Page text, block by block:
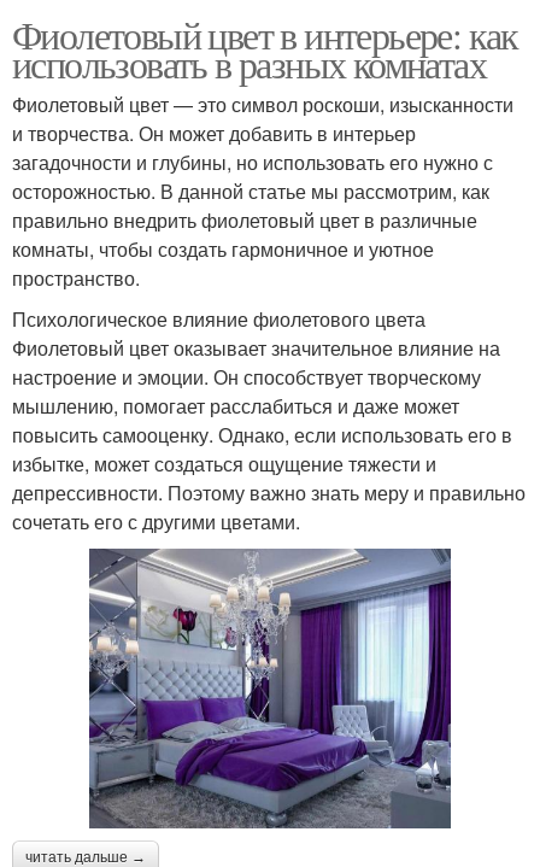
Фиолетовый цвет в интерьере: как
использовать в разных комнатах
Фиолетовый цвет — это символ роскоши, изысканности
и творчества. Он может добавить в интерьер
загадочности и глубины, но использовать его нужно с
осторожностью. В данной статье мы рассмотрим, как
правильно внедрить фиолетовый цвет в различные
комнаты, чтобы создать гармоничное и уютное
пространство.
Психологическое влияние фиолетового цвета
Фиолетовый цвет оказывает значительное влияние на
настроение и эмоции. Он способствует творческому
мышлению, помогает расслабиться и даже может
повысить самооценку. Однако, если использовать его в
избытке, может создаться ощущение тяжести и
депрессивности. Поэтому важно знать меру и правильно
сочетать его с другими цветами.
читать дальше →